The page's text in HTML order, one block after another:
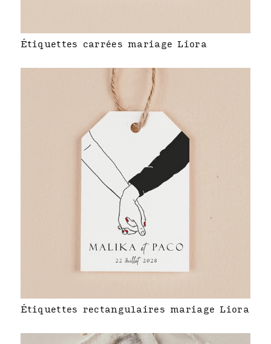
Étiquettes carrées mariage Liora
Étiquettes rectangulaires mariage Liora